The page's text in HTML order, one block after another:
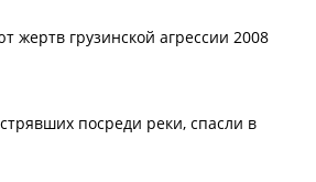
жертв грузинской агрессии 2008
посреди реки, спасли в